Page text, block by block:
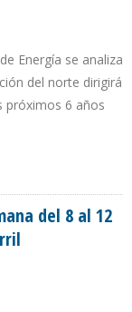
Energía se analiza
del norte dirigirá
próximos 6 años
del 8 al 12